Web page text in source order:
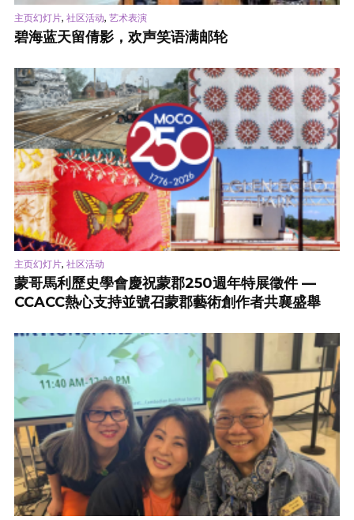
主页幻灯片, 社区活动, 艺术表演
碧海蓝天留倩影，欢声笑语满邮轮
主页幻灯片, 社区活动
蒙哥馬利歷史學會慶祝蒙郡250週年特展徵件 —
CCACC熱心支持並號召蒙郡藝術創作者共襄盛舉